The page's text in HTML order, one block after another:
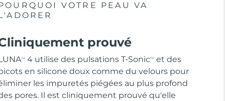
VOTRE PEAU VA
prouvé
TM 4 utilise des pulsations T-SonicTM
et des
en silicone doux comme du velours pour
les impuretés piégées au plus profond
pores. Il est cliniquement prouvé qu'elle